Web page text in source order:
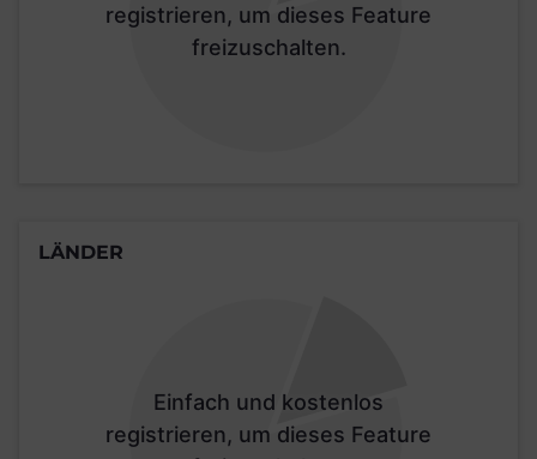
registrieren, um dieses Feature
freizuschalten.
LÄNDER
Einfach und kostenlos
registrieren, um dieses Feature